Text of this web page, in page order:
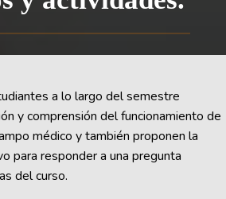
a lo largo del semestre
y comprensión del funcionamiento de
médico y también proponen la
para responder a una pregunta
del curso.